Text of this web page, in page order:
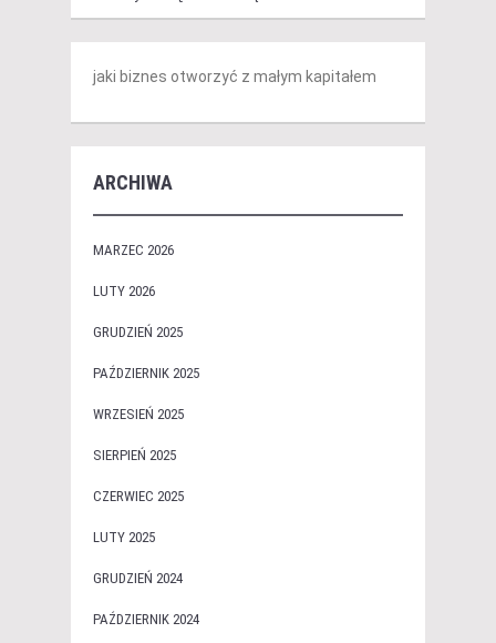
jaki biznes otworzyć z małym kapitałem
ARCHIWA
MARZEC 2026
LUTY 2026
GRUDZIEŃ 2025
PAŹDZIERNIK 2025
WRZESIEŃ 2025
SIERPIEŃ 2025
CZERWIEC 2025
LUTY 2025
GRUDZIEŃ 2024
PAŹDZIERNIK 2024